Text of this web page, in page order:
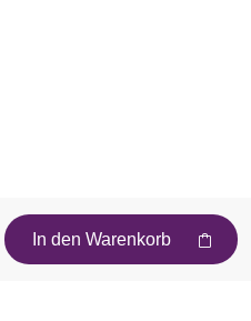
In den Warenkorb